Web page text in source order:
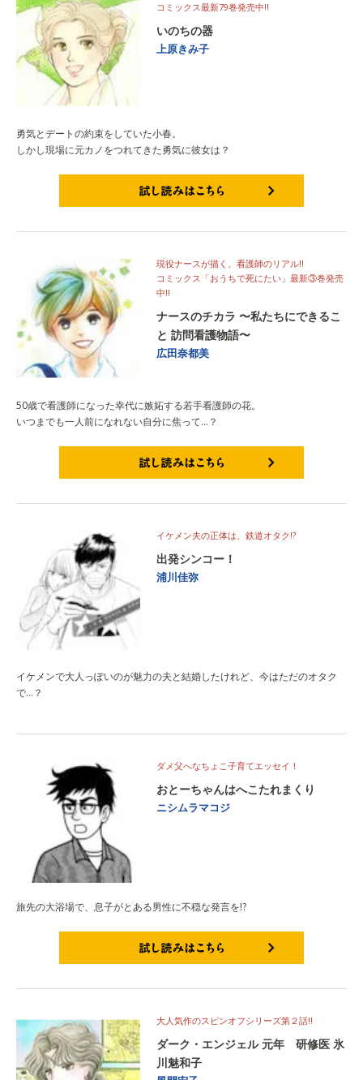
コミックス最新79巻発売中!!
いのちの器
上原きみ子
勇気とデートの約束をしていた小春。
しかし現場に元カノをつれてきた勇気に彼女は？
現役ナースが描く、看護師のリアル!!
コミックス「おうちで死にたい」最新③巻発売
中!!
ナースのチカラ 〜私たちにできるこ
と 訪問看護物語〜
広田奈都美
50歳で看護師になった幸代に嫉妬する若手看護師の花。
いつまでも一人前になれない自分に焦って…？
イケメン夫の正体は、鉄道オタク!?
出発シンコー！
浦川佳弥
イケメンで大人っぽいのが魅力の夫と結婚したけれど、今はただのオタク
で…？
ダメ父へなちょこ子育てエッセイ！
おとーちゃんはへこたれまくり
ニシムラマコジ
旅先の大浴場で、息子がとある男性に不穏な発言を!?
大人気作のスピンオフシリーズ第２話!!
ダーク・エンジェル 元年 研修医 氷
川魅和子